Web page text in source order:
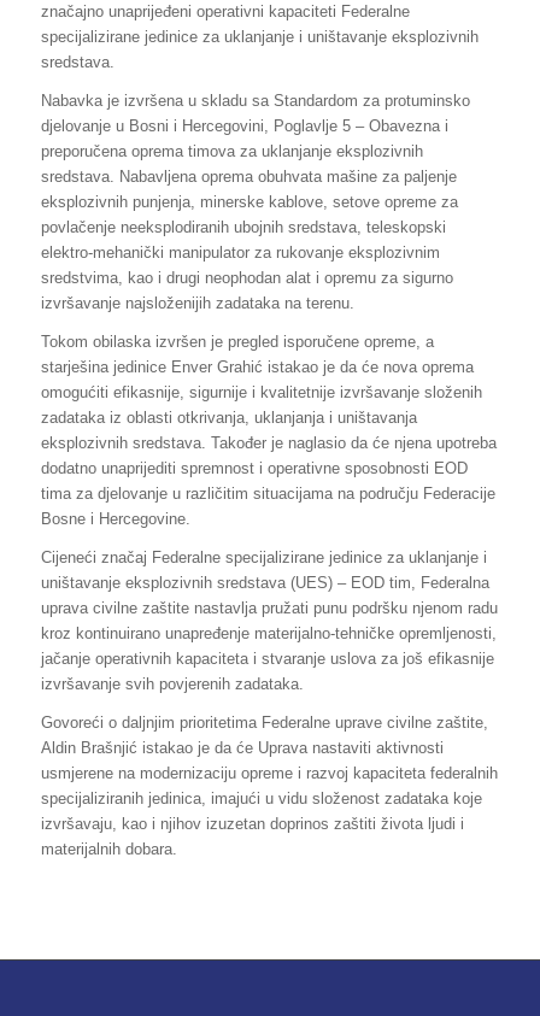
značajno unaprijeđeni operativni kapaciteti Federalne
specijalizirane jedinice za uklanjanje i uništavanje eksplozivnih
sredstava.
Nabavka je izvršena u skladu sa Standardom za protuminsko
djelovanje u Bosni i Hercegovini, Poglavlje 5 – Obavezna i
preporučena oprema timova za uklanjanje eksplozivnih
sredstava. Nabavljena oprema obuhvata mašine za paljenje
eksplozivnih punjenja, minerske kablove, setove opreme za
povlačenje neeksplodiranih ubojnih sredstava, teleskopski
elektro-mehanički manipulator za rukovanje eksplozivnim
sredstvima, kao i drugi neophodan alat i opremu za sigurno
izvršavanje najsloženijih zadataka na terenu.
Tokom obilaska izvršen je pregled isporučene opreme, a
starješina jedinice Enver Grahić istakao je da će nova oprema
omogućiti efikasnije, sigurnije i kvalitetnije izvršavanje složenih
zadataka iz oblasti otkrivanja, uklanjanja i uništavanja
eksplozivnih sredstava. Također je naglasio da će njena upotreba
dodatno unaprijediti spremnost i operativne sposobnosti EOD
tima za djelovanje u različitim situacijama na području Federacije
Bosne i Hercegovine.
Cijeneći značaj Federalne specijalizirane jedinice za uklanjanje i
uništavanje eksplozivnih sredstava (UES) – EOD tim, Federalna
uprava civilne zaštite nastavlja pružati punu podršku njenom radu
kroz kontinuirano unapređenje materijalno-tehničke opremljenosti,
jačanje operativnih kapaciteta i stvaranje uslova za još efikasnije
izvršavanje svih povjerenih zadataka.
Govoreći o daljnjim prioritetima Federalne uprave civilne zaštite,
Aldin Brašnjić istakao je da će Uprava nastaviti aktivnosti
usmjerene na modernizaciju opreme i razvoj kapaciteta federalnih
specijaliziranih jedinica, imajući u vidu složenost zadataka koje
izvršavaju, kao i njihov izuzetan doprinos zaštiti života ljudi i
materijalnih dobara.